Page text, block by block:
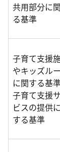
共用部分に
る基準
子育て支援
やキッズル
に関する基準
子育て支援
ビスの提供
する基準